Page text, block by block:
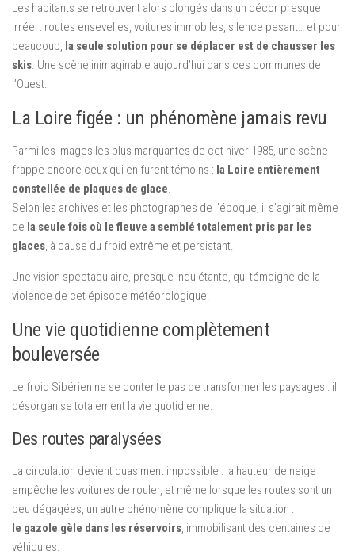
Les habitants se retrouvent alors plongés dans un décor presque
irréel : routes ensevelies, voitures immobiles, silence pesant… et pour
beaucoup, la seule solution pour se déplacer est de chausser les
skis. Une scène inimaginable aujourd’hui dans ces communes de
l’Ouest.
La Loire figée : un phénomène jamais revu
Parmi les images les plus marquantes de cet hiver 1985, une scène
frappe encore ceux qui en furent témoins : la Loire entièrement
constellée de plaques de glace.
Selon les archives et les photographes de l’époque, il s’agirait même
de la seule fois où le fleuve a semblé totalement pris par les
glaces, à cause du froid extrême et persistant.
Une vision spectaculaire, presque inquiétante, qui témoigne de la
violence de cet épisode météorologique.
Une vie quotidienne complètement
bouleversée
Le froid Sibérien ne se contente pas de transformer les paysages : il
désorganise totalement la vie quotidienne.
Des routes paralysées
La circulation devient quasiment impossible : la hauteur de neige
empêche les voitures de rouler, et même lorsque les routes sont un
peu dégagées, un autre phénomène complique la situation :
le gazole gèle dans les réservoirs, immobilisant des centaines de
véhicules.